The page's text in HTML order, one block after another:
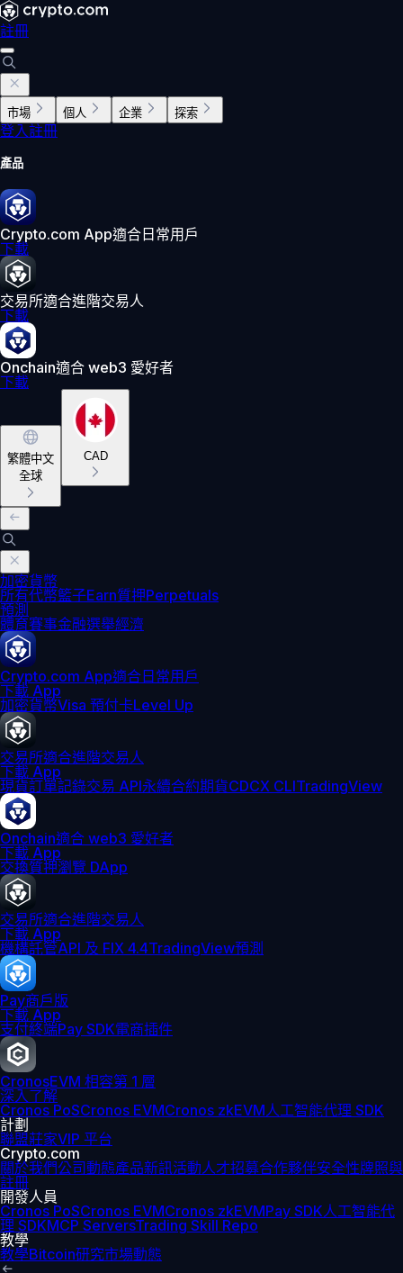
註冊
市場 個人 企業 探索
登入註冊
產品
Crypto.com App適合日常用戶
下載
交易所適合進階交易人
下載
Onchain適合 web3 愛好者
下載
繁體中文
全球
CAD
加密貨幣
所有代幣籃子Earn質押Perpetuals
預測
體育賽事金融選舉經濟
Crypto.com App適合日常用戶
下載 App
加密貨幣Visa 預付卡Level Up
交易所適合進階交易人
下載 App
現貨訂單記錄交易 API永續合約期貨CDCX CLITradingView
Onchain適合 web3 愛好者
下載 App
交換質押瀏覽 DApp
交易所適合進階交易人
下載 App
機構託管API 及 FIX 4.4TradingView預測
Pay商戶版
下載 App
支付終端Pay SDK電商插件
CronosEVM 相容第 1 層
深入了解
Cronos PoSCronos EVMCronos zkEVM人工智能代理 SDK
計劃
聯盟莊家VIP 平台
Crypto.com
關於我們公司動態產品新訊活動人才招募合作夥伴安全性牌照與
註冊
開發人員
Cronos PoSCronos EVMCronos zkEVMPay SDK人工智能代
理 SDKMCP ServersTrading Skill Repo
教學
教學Bitcoin研究市場動態